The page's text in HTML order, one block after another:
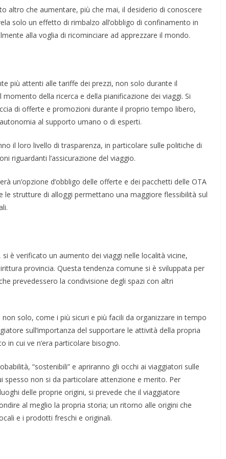
altro che aumentare, più che mai, il desiderio di conoscere
solo un effetto di rimbalzo all’obbligo di confinamento in
alla voglia di ricominciare ad apprezzare il mondo.
più attenti alle tariffe dei prezzi, non solo durante il
della ricerca e della pianificazione dei viaggi. Si
di offerte e promozioni durante il proprio tempo libero,
al supporto umano o di esperti.
il loro livello di trasparenza, in particolare sulle politiche di
riguardanti l’assicurazione del viaggio.
un’opzione d’obbligo delle offerte e dei pacchetti delle OTA
le strutture di alloggi permettano una maggiore flessibilità sul
è verificato un aumento dei viaggi nelle località vicine,
provincia. Questa tendenza comune si è sviluppata per
prevedessero la condivisione degli spazi con altri
solo, come i più sicuri e più facili da organizzare in tempo
sull’importanza del supportare le attività della propria
cui ve n’era particolare bisogno.
“sostenibili” e apriranno gli occhi ai viaggiatori sulle
spesso non si da particolare attenzione e merito. Per
delle proprie origini, si prevede che il viaggiatore
al meglio la propria storia; un ritorno alle origini che
e i prodotti freschi e originali.